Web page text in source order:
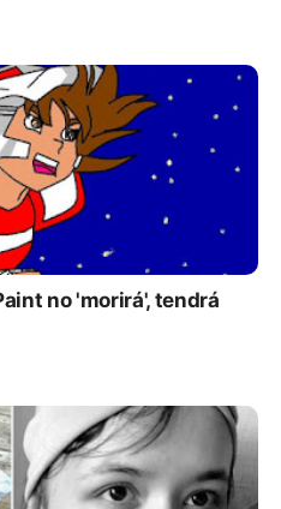
no 'morirá', tendrá